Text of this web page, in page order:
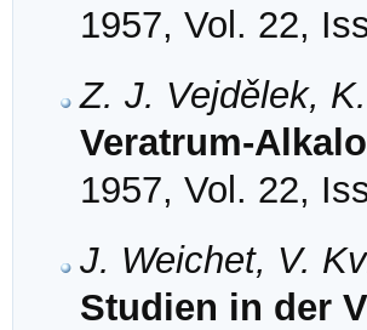
1957, Vol. 22,
Z. J. Vejdělek,
Veratrum-
1957, Vol. 22,
J. Weichet, V.
Studien in der